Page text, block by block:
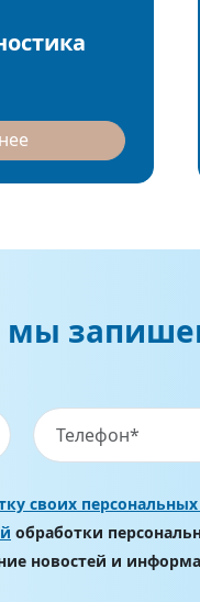
мы
своих
обработки
новостей и